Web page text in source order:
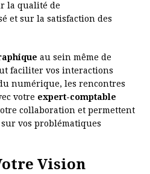
la qualité de
et sur la satisfaction des
au sein même de
faciliter vos interactions
numérique, les rencontres
votre expert-comptable
collaboration et permettent
vos problématiques
Vision